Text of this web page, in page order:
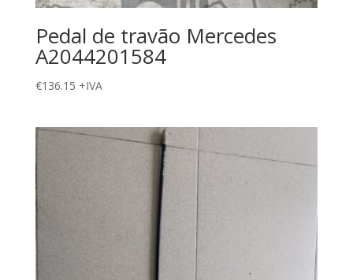
Pedal de travão Mercedes
A2044201584
€136.15 +IVA